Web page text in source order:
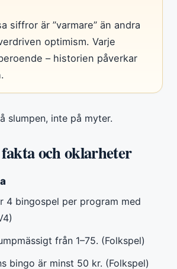
siffror är ”varmare” än andra
optimism. Varje
– historien påverkar
slumpen, inte på myter.
och oklarheter
4 bingospel per program med
från 1–75. (Folkspel)
bingo är minst 50 kr. (Folkspel)